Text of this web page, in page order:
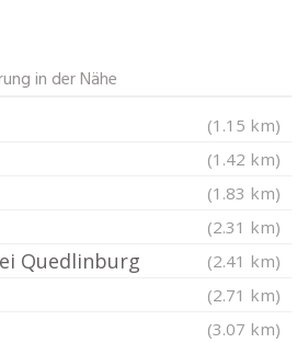
in der Nähe
(1.15 km)
(1.42 km)
(1.83 km)
(2.31 km)
Quedlinburg (2.41 km)
(2.71 km)
(3.07 km)